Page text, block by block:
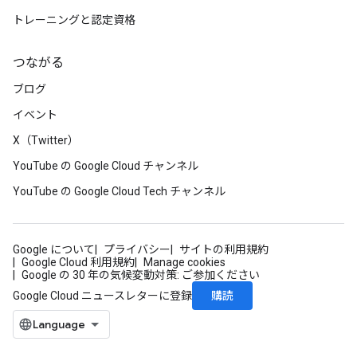
トレーニングと認定資格
つながる
ブログ
イベント
X（Twitter）
YouTube の Google Cloud チャンネル
YouTube の Google Cloud Tech チャンネル
Google について プライバシー
サイトの利用規約
Google Cloud 利用規約
Manage cookies
Google の 30 年の気候変動対策: ご参加ください
Google Cloud ニュースレターに登録
購読